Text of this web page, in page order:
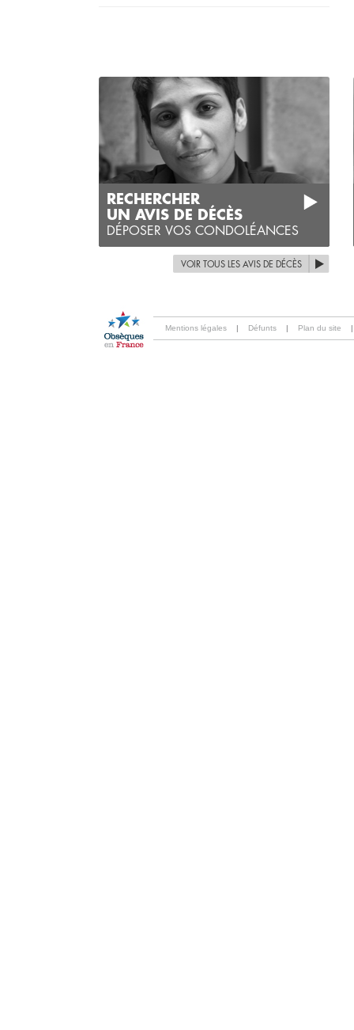
RECHERCHER
UN AVIS DE DÉCÈS
DÉPOSER VOS CONDOLÉANCES
VOIR TOUS LES AVIS DE DÉCÈS
Mentions légales | Défunts | Plan du site |